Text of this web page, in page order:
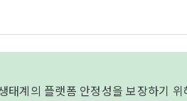
계의 플랫폼 안정성을 보장하기